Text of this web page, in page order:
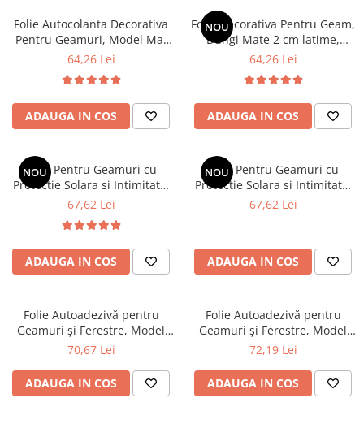
Folie Autocolanta Decorativa
Pentru Geamuri, Model Mat
Frosted, Pentru Protectie
64,26 Lei
ADAUGA IN COS
NOU
Folie Decorativa Pentru Geam,
Dungi Mate 2 cm latime,
Pentru Intimitate si Protectie
64,26 Lei
ADAUGA IN COS
NOU
Folie Pentru Geamuri cu
Protectie Solara si Intimitate,
cu Efect de Vitraliu, Model
67,62 Lei
ADAUGA IN COS
NOU
Folie Pentru Geamuri cu
Protectie Solara si Intimitate,
cu Efect de Vitraliu, Model
67,62 Lei
ADAUGA IN COS
Folie Autoadezivă pentru
Geamuri și Ferestre, Model
Fulgi de Nea, Protecție
Dimensiuni 60 x 200 cm
70,67 Lei
ADAUGA IN COS
Folie Autoadezivă pentru
Geamuri și Ferestre, Model
Jaluzele, Protecție Intimitate și
200 cm
72,19 Lei
ADAUGA IN COS